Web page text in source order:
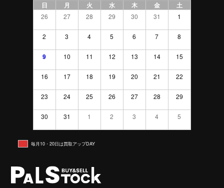
日 月 火 水 木 金 土
26 27 28 29 30 31 1
2 3 4 5 6 7 8
9 10 11 12 13 14 15
16 17 18 19 20 21 22
23 24 25 26 27 28 29
30 31 1 2 3 4 5
毎月10・20日は買取アップDAY